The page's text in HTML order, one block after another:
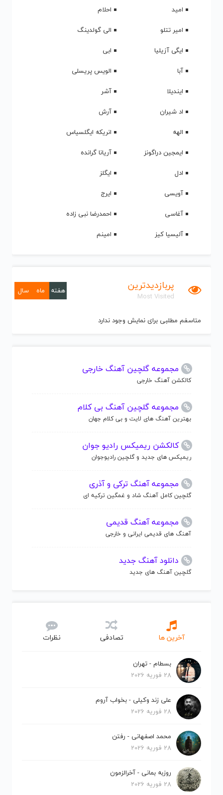
امید
احلام
امیر تتلو
الی گولدینگ
ایگی آزیلیا
ابی
آبا
الویس پریسلی
ایندیلا
آشر
اد شیران
آرش
الهه
انریکه ایگلسیاس
ایمجین دراگونز
آریانا گرانده
ادل
ایگلز
آویسی
ایرج
آغاسی
احمدرضا نبی زاده
آلیسیا کیز
امینم
پربازدیدترین
Most Visited
هفته ماه سال
متاسفم مطلبی برای نمایش وجود ندارد
مجموعه گلچین آهنگ خارجی
کالکشن آهنگ خارجی
مجموعه گلچین آهنگ بی کلام
بهترین آهنگ های لایت و بی کلام جهان
کالکشن ریمیکس رادیو جوان
ریمیکس های جدید و گلچین رادیوجوان
مجموعه آهنگ ترکی و آذری
گلچین کامل آهنگ شاد و غمگین ترکیه ای
مجموعه آهنگ قدیمی
آهنگ های قدیمی ایرانی و خارجی
دانلود آهنگ جدید
گلچین آهنگ های جدید
آخرین ها تصادفی نظرات
بسطام - تهران
28 فوریه 2026
علی زند وکیلی - بخواب آروم
28 فوریه 2026
محمد اصفهانی - رفتن
28 فوریه 2026
روزبه بمانی - آخرالزمون
28 فوریه 2026